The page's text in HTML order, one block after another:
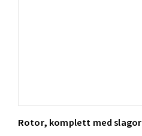
Rotor, komplett med slagor